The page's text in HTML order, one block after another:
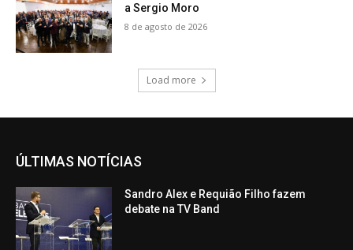
a Sergio Moro
8 de agosto de 2026
Load more
ÚLTIMAS NOTÍCIAS
Sandro Alex e Requião Filho fazem
debate na TV Band